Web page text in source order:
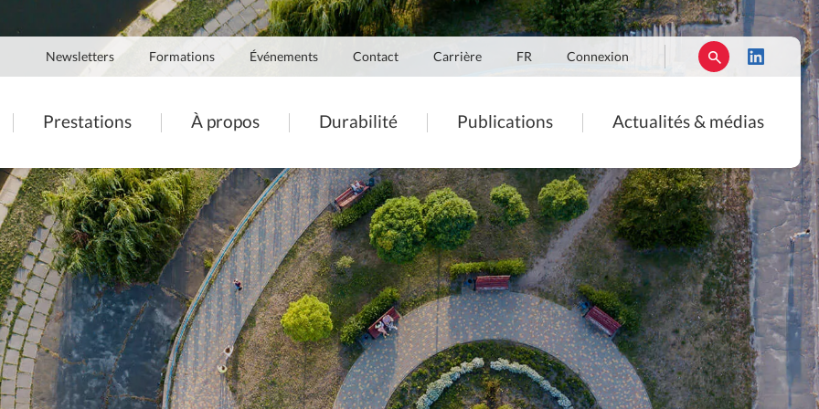
Navigation
secondaire
Newsletters Formations Événements Contact Carrière FR Connexion
Prestations À propos Durabilité Publications Actualités & médias